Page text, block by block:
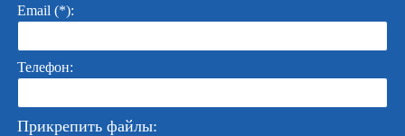
Email (*):
Телефон:
Прикрепить файлы: